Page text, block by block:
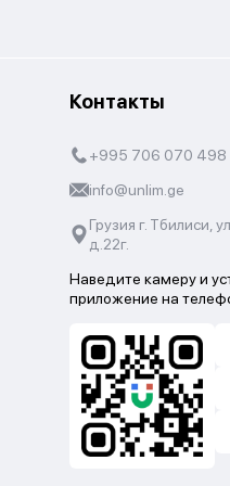
Контакты
+995 706 070 498
info@unlim.ge
Грузия г. Тбилиси,
д.22г.
Наведите камеру и
приложение на